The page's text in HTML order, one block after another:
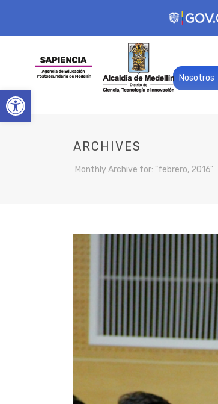
Open toolbar
Nosotros
ARCHIVES
Monthly Archive for: "febrero, 2016"